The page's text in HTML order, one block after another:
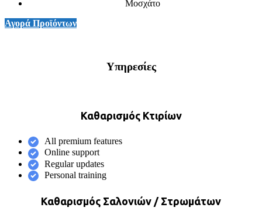
Μοσχάτο
Αγορά Προϊόντων
Υπηρεσίες
Καθαρισμός Κτιρίων
All premium features
Online support
Regular updates
Personal training
Καθαρισμός Σαλονιών / Στρωμάτων